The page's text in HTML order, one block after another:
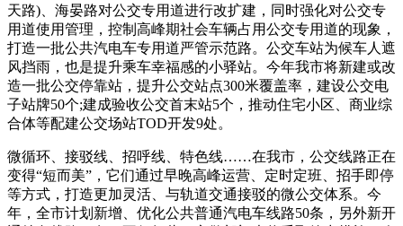
天路)、海晏路对公交专用道进行改扩建，同时强化对公交专
用道使用管理，控制高峰期社会车辆占用公交专用道的现象，
打造一批公共汽电车专用道严管示范路。公交车站为候车人遮
风挡雨，也是提升乘车幸福感的小驿站。今年我市将新建或改
造一批公交停靠站，提升公交站点300米覆盖率，建设公交电
子站牌50个;建成验收公交首末站5个，推动住宅小区、商业综
合体等配建公交场站TOD开发9处。
微循环、接驳线、招呼线、特色线……在我市，公交线路正在
变得“短而美”，它们通过早晚高峰运营、定时定班、招手即停
等方式，打造更加灵活、与轨道交通接驳的微公交体系。今
年，全市计划新增、优化公共普通汽电车线路50条，另外新开